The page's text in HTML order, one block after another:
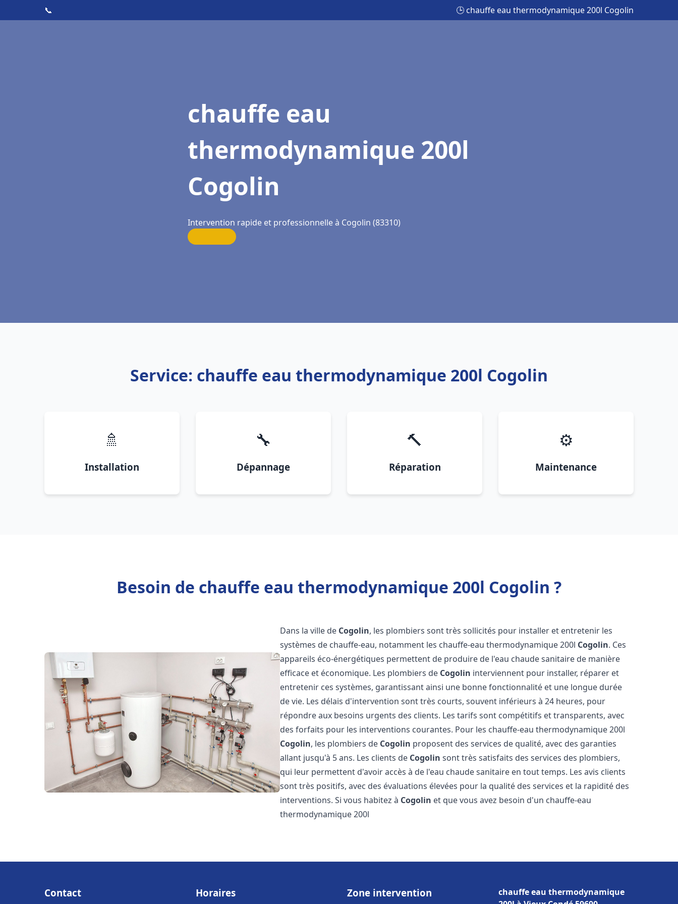
📞 🕒 chauffe eau thermodynamique 200l Cogolin
chauffe eau
thermodynamique 200l
Cogolin
Intervention rapide et professionnelle à Cogolin (83310)
Service: chauffe eau thermodynamique 200l Cogolin
🚿
Installation
🔧
Dépannage
🔨
Réparation
⚙️
Maintenance
Besoin de chauffe eau thermodynamique 200l Cogolin ?
Dans la ville de Cogolin, les plombiers sont très sollicités pour installer et entretenir les
systèmes de chauffe-eau, notamment les chauffe-eau thermodynamique 200l Cogolin. Ces
appareils éco-énergétiques permettent de produire de l'eau chaude sanitaire de manière
efficace et économique. Les plombiers de Cogolin interviennent pour installer, réparer et
entretenir ces systèmes, garantissant ainsi une bonne fonctionnalité et une longue durée
de vie. Les délais d'intervention sont très courts, souvent inférieurs à 24 heures, pour
répondre aux besoins urgents des clients. Les tarifs sont compétitifs et transparents, avec
des forfaits pour les interventions courantes. Pour les chauffe-eau thermodynamique 200l
Cogolin, les plombiers de Cogolin proposent des services de qualité, avec des garanties
allant jusqu'à 5 ans. Les clients de Cogolin sont très satisfaits des services des plombiers,
qui leur permettent d'avoir accès à de l'eau chaude sanitaire en tout temps. Les avis clients
sont très positifs, avec des évaluations élevées pour la qualité des services et la rapidité des
interventions. Si vous habitez à Cogolin et que vous avez besoin d'un chauffe-eau
thermodynamique 200l
Contact Horaires Zone intervention
chauffe eau thermodynamique